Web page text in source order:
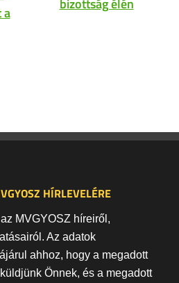
a
bizottság élén
HÍRLEVELÉRE
MVGYOSZ híreiről,
Az adatok
ahhoz, hogy a megadott
Önnek, és a megadott